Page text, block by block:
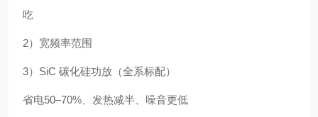
吃
2）宽频率范围
3）SiC 碳化硅功放（全系标配）
省电50–70%、发热减半、噪音更低